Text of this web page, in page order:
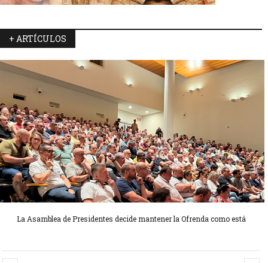
+ ARTÍCULOS
La Asamblea de Presidentes decide mantener la Ofrenda como está
Candidatas Preseleccionadas por el sector Olivereta
Candidatas Preseleccionadas por el sector Sector La Seu-La Xerea-El